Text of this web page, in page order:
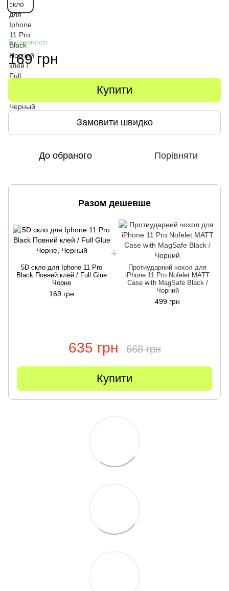
В наявності
169 грн
Купити
Замовити швидко
До обраного Порівняти
Разом дешевше
5D скло для Iphone 11 Pro
Black Повний клей / Full Glue
Чорне
169 грн
Протиударний чохол для
iPhone 11 Pro Nofelet MATT
Case with MagSafe Black /
Чорний
499 грн
635 грн 668 грн
Купити